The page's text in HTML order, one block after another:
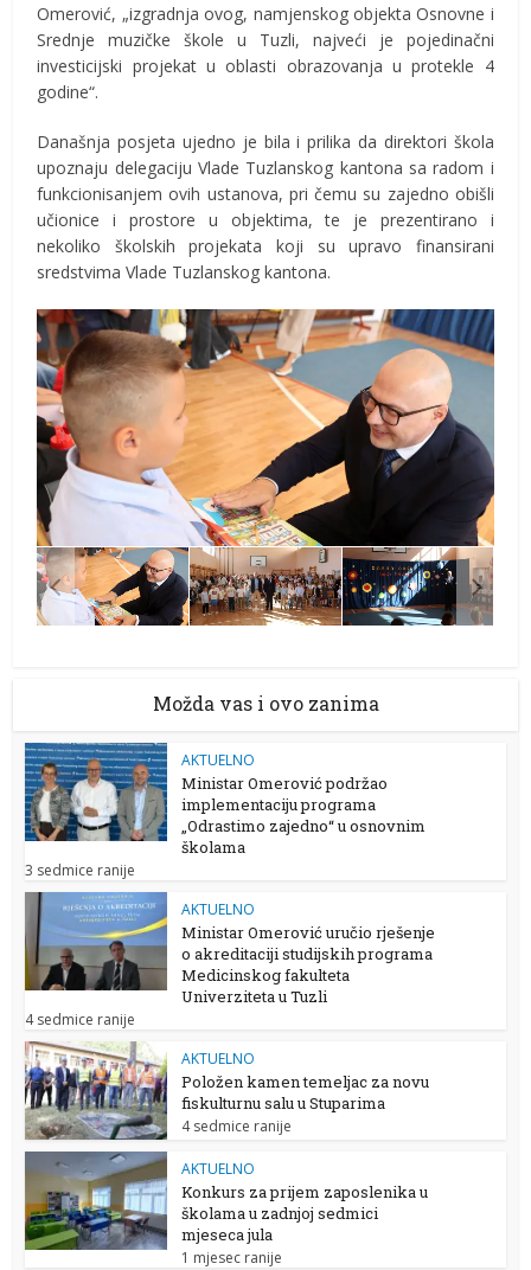
Omerović, „izgradnja ovog, namjenskog objekta Osnovne i
Srednje muzičke škole u Tuzli, najveći je pojedinačni
investicijski projekat u oblasti obrazovanja u protekle 4
godine“.
Današnja posjeta ujedno je bila i prilika da direktori škola
upoznaju delegaciju Vlade Tuzlanskog kantona sa radom i
funkcionisanjem ovih ustanova, pri čemu su zajedno obišli
učionice i prostore u objektima, te je prezentirano i
nekoliko školskih projekata koji su upravo finansirani
sredstvima Vlade Tuzlanskog kantona.
Možda vas i ovo zanima
AKTUELNO
Ministar Omerović podržao
implementaciju programa
„Odrastimo zajedno“ u osnovnim
školama
3 sedmice ranije
AKTUELNO
Ministar Omerović uručio rješenje
o akreditaciji studijskih programa
Medicinskog fakulteta
Univerziteta u Tuzli
4 sedmice ranije
AKTUELNO
Položen kamen temeljac za novu
fiskulturnu salu u Stuparima
4 sedmice ranije
AKTUELNO
Konkurs za prijem zaposlenika u
školama u zadnjoj sedmici
mjeseca jula
1 mjesec ranije